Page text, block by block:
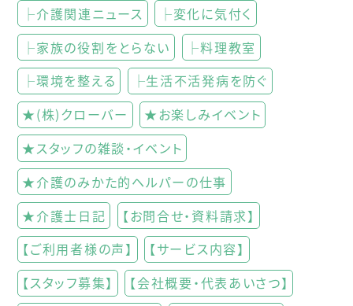
├介護関連ニュース
├変化に気付く
├家族の役割をとらない
├料理教室
├環境を整える
├生活不活発病を防ぐ
★(株)クローバー
★お楽しみイベント
★スタッフの雑談・イベント
★介護のみかた的ヘルパーの仕事
★介護士日記
【お問合せ・資料請求】
【ご利用者様の声】
【サービス内容】
【スタッフ募集】
【会社概要・代表あいさつ】